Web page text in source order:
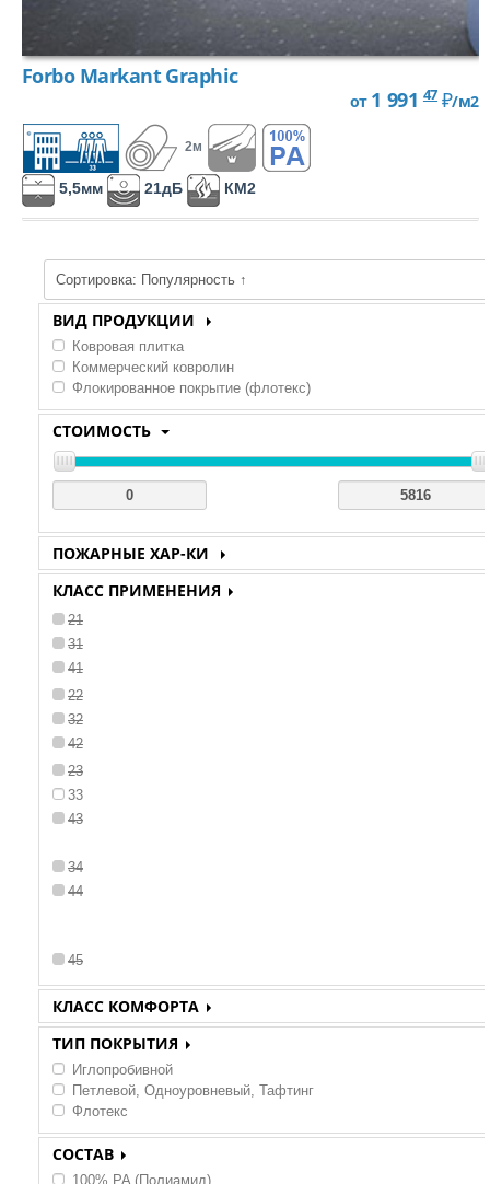
Forbo Markant Graphic
от 1 991 47 ₽/м2
2м
5,5мм 21дБ КМ2
ВИД ПРОДУКЦИИ
Ковровая плитка
Коммерческий ковролин
Флокированное покрытие (флотекс)
СТОИМОСТЬ
ПОЖАРНЫЕ ХАР-КИ
КМ2
КЛАСС ПРИМЕНЕНИЯ
21
31
41
22
32
42
23
33
43
34
44
45
КЛАСС КОМФОРТА
1
ТИП ПОКРЫТИЯ
Иглопробивной
Петлевой, Одноуровневый, Тафтинг
Флотекс
СОСТАВ
100% PA (Полиамид)